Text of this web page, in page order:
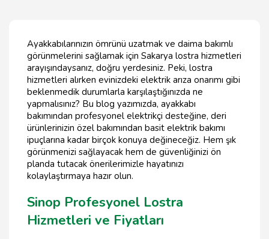
Ayakkabılarınızın ömrünü uzatmak ve daima bakımlı
görünmelerini sağlamak için Sakarya lostra hizmetleri
arayışındaysanız, doğru yerdesiniz. Peki, lostra
hizmetleri alırken evinizdeki elektrik arıza onarımı gibi
beklenmedik durumlarla karşılaştığınızda ne
yapmalısınız? Bu blog yazımızda, ayakkabı
bakımından profesyonel elektrikçi desteğine, deri
ürünlerinizin özel bakımından basit elektrik bakımı
ipuçlarına kadar birçok konuya değineceğiz. Hem şık
görünmenizi sağlayacak hem de güvenliğinizi ön
planda tutacak önerilerimizle hayatınızı
kolaylaştırmaya hazır olun.
Sinop Profesyonel Lostra
Hizmetleri ve Fiyatları